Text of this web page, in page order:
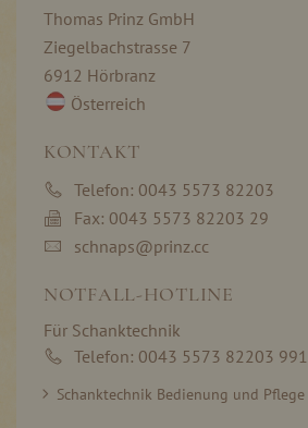
Thomas Prinz GmbH
Ziegelbachstrasse 7
6912 Hörbranz
Österreich
KONTAKT
Telefon: 0043 5573 82203
Fax: 0043 5573 82203 29
schnaps@prinz.cc
NOTFALL-HOTLINE
Für Schanktechnik
Telefon: 0043 5573 82203 991
Schanktechnik Bedienung und Pflege